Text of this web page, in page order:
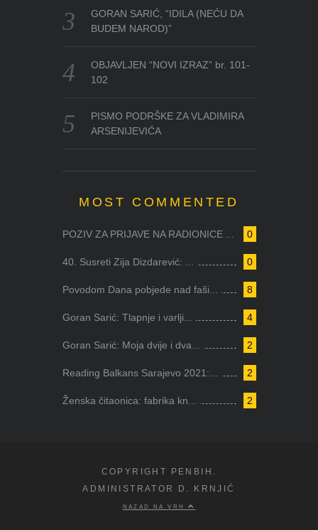
GORAN SARIĆ, “IDILA (NEĆU DA
BUDEM NAROD)”
OBJAVLJEN “NOVI IZRAZ” br. 101-
102
PISMO PODRŠKE ZA VLADIMIRA
ARSENIJEVIĆA
MOST COMMENTED
0
POZIV ZA PRIJAVE NA RADIONICE ...
0
40. Susreti Zija Dizdarević: ...
8
Povodom Dana pobjede nad faši...
4
Goran Sarić: Tlapnje i varlji...
2
Goran Sarić: Moja dvije i dva...
2
Reading Balkans Sarajevo 2021:...
2
Ženska čitaonica: fabrika kn...
COPYRIGHT PENBIH.
ADMINISTRATOR D. KRNJIĆ
NAZAD NA VRH